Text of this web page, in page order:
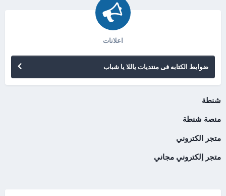
اعلانات
ضوابط الكتابه فى منتديات ياللا يا شباب
شنطة
منصة شنطة
متجر الكتروني
متجر إلكتروني مجاني